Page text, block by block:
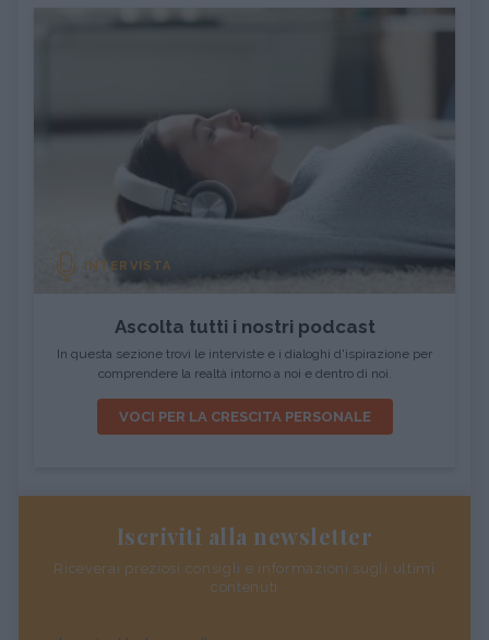
INTERVISTA
Ascolta tutti i nostri podcast
In questa sezione trovi le interviste e i dialoghi d'ispirazione per
comprendere la realtà intorno a noi e dentro di noi.
VOCI PER LA CRESCITA PERSONALE
Iscriviti alla newsletter
Riceverai preziosi consigli e informazioni sugli ultimi
contenuti